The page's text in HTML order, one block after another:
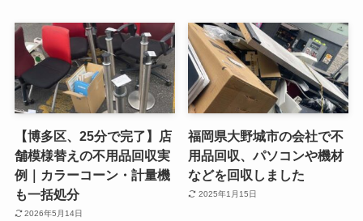
【博多区、25分で完了】店
舗模様替えの不用品回収実
例｜カラーコーン・計量機
も一括処分
2026年5月14日
福岡県大野城市の会社で不
用品回収、パソコンや機材
などを回収しました
2025年1月15日